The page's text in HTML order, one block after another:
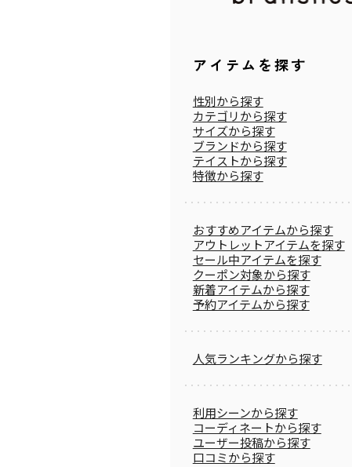
アイテムを探す
性別から探す
カテゴリから探す
サイズから探す
ブランドから探す
テイストから探す
特徴から探す
おすすめアイテムから探す
アウトレットアイテムを探す
セール中アイテムを探す
クーポン対象から探す
新着アイテムから探す
予約アイテムから探す
人気ランキングから探す
利用シーンから探す
コーディネートから探す
ユーザー投稿から探す
口コミから探す